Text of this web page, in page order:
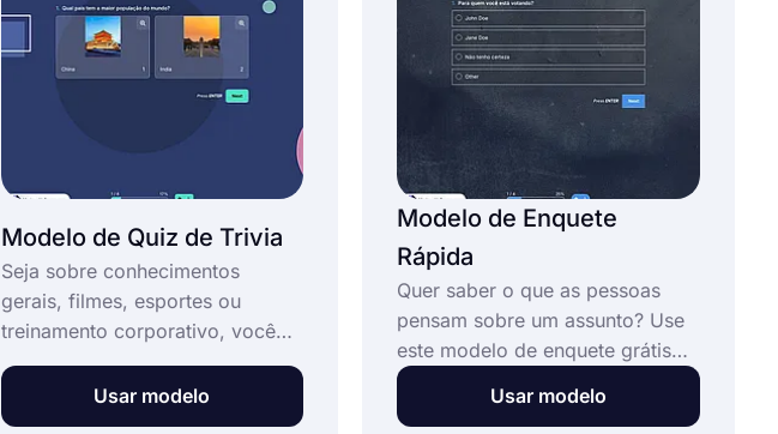
perguntas da pesquisa padrão e
um layout para a sua pesquisa.
Modelo de Quiz de Trivia
Seja sobre conhecimentos
gerais, filmes, esportes ou
treinamento corporativo, você
pode criar facilmente quizzes de
trivia gratuitos com o forms.app.
Este modelo de quiz de trivia
Usar modelo
Modelo de Enquete
Rápida
Quer saber o que as pessoas
pensam sobre um assunto? Use
este modelo de enquete grátis
no forms.app para criar sua
enquete online e ver se o público
Usar modelo